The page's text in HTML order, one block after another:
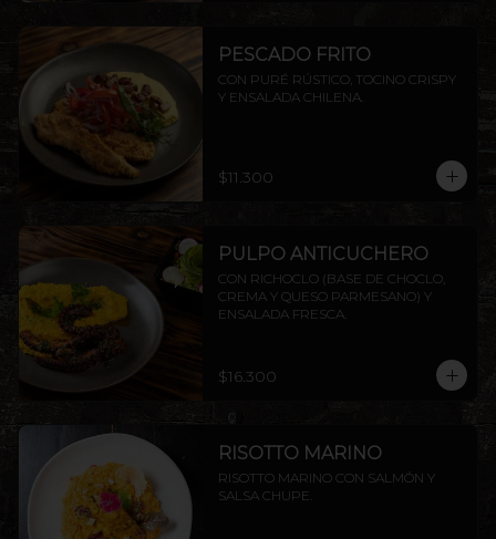
PESCADO FRITO
CON PURÉ RÚSTICO, TOCINO CRISPY
Y ENSALADA CHILENA.
$11.300
PULPO ANTICUCHERO
CON RICHOCLO (BASE DE CHOCLO,
CREMA Y QUESO PARMESANO) Y
ENSALADA FRESCA.
$16.300
RISOTTO MARINO
RISOTTO MARINO CON SALMÓN Y
SALSA CHUPE.